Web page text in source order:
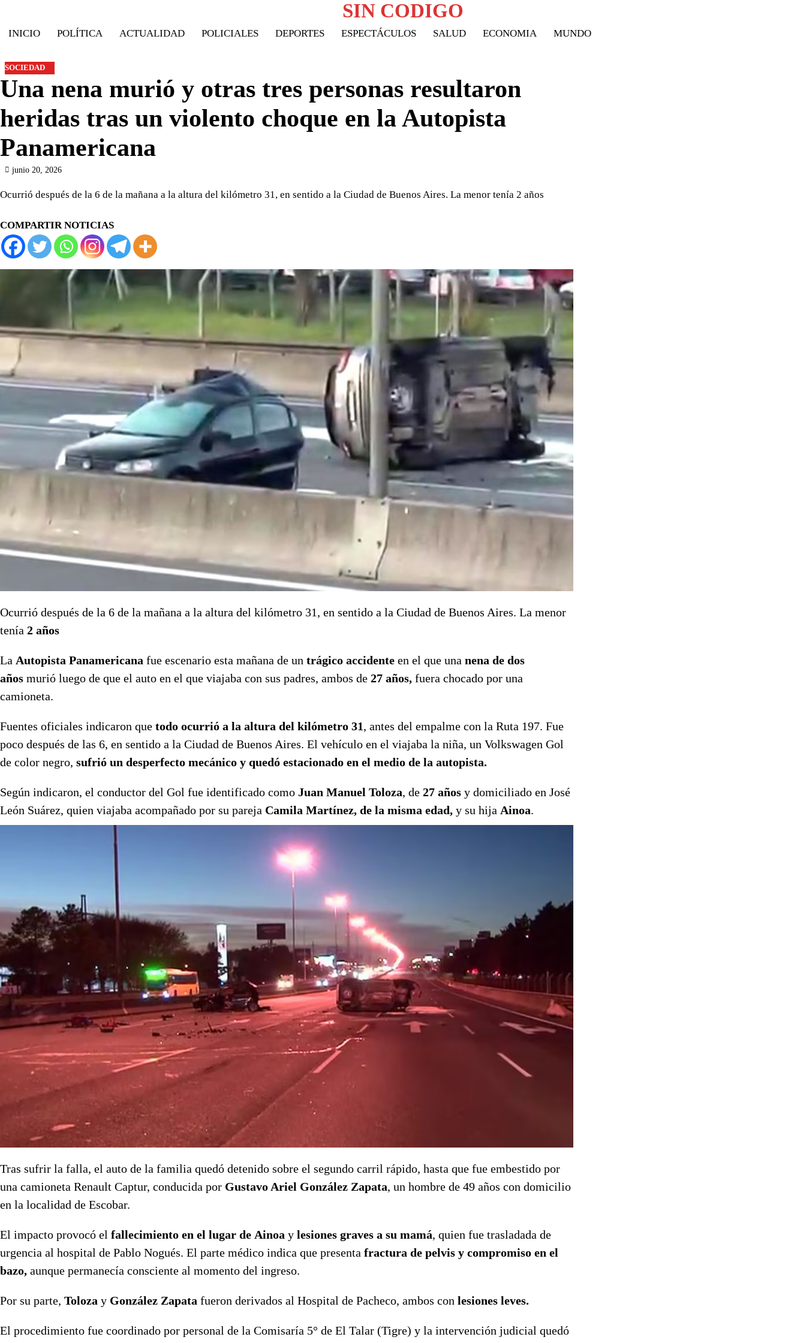
content
SIN CODIGO
INICIO POLÍTICA ACTUALIDAD POLICIALES DEPORTES ESPECTÁCULOS SALUD ECONOMIA MUNDO
SOCIEDAD
Una nena murió y otras tres personas resultaron
heridas tras un violento choque en la Autopista
Panamericana
junio 20, 2026
Ocurrió después de la 6 de la mañana a la altura del kilómetro 31, en sentido a la Ciudad de Buenos Aires. La menor tenía 2 años
COMPARTIR NOTICIAS
Ocurrió después de la 6 de la mañana a la altura del kilómetro 31, en sentido a la Ciudad de Buenos Aires. La menor
tenía 2 años
La Autopista Panamericana fue escenario esta mañana de un trágico accidente en el que una nena de dos
años murió luego de que el auto en el que viajaba con sus padres, ambos de 27 años, fuera chocado por una
camioneta.
Fuentes oficiales indicaron que todo ocurrió a la altura del kilómetro 31, antes del empalme con la Ruta 197. Fue
poco después de las 6, en sentido a la Ciudad de Buenos Aires. El vehículo en el viajaba la niña, un Volkswagen Gol
de color negro, sufrió un desperfecto mecánico y quedó estacionado en el medio de la autopista.
Según indicaron, el conductor del Gol fue identificado como Juan Manuel Toloza, de 27 años y domiciliado en José
León Suárez, quien viajaba acompañado por su pareja Camila Martínez, de la misma edad, y su hija Ainoa.
Tras sufrir la falla, el auto de la familia quedó detenido sobre el segundo carril rápido, hasta que fue embestido por
una camioneta Renault Captur, conducida por Gustavo Ariel González Zapata, un hombre de 49 años con domicilio
en la localidad de Escobar.
El impacto provocó el fallecimiento en el lugar de Ainoa y lesiones graves a su mamá, quien fue trasladada de
urgencia al hospital de Pablo Nogués. El parte médico indica que presenta fractura de pelvis y compromiso en el
bazo, aunque permanecía consciente al momento del ingreso.
Por su parte, Toloza y González Zapata fueron derivados al Hospital de Pacheco, ambos con lesiones leves.
El procedimiento fue coordinado por personal de la Comisaría 5° de El Talar (Tigre) y la intervención judicial quedó